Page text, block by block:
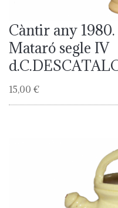
Càntir any
Mataró segle IV
15,00 €